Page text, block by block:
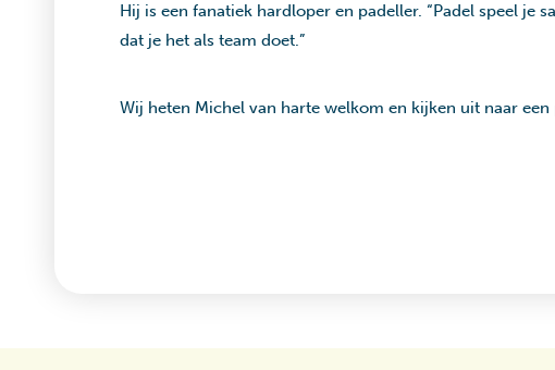
Hij is een fanatiek hardloper en padeller. “Padel speel je
dat je het als team doet.”
Wij heten Michel van harte welkom en kijken uit naar